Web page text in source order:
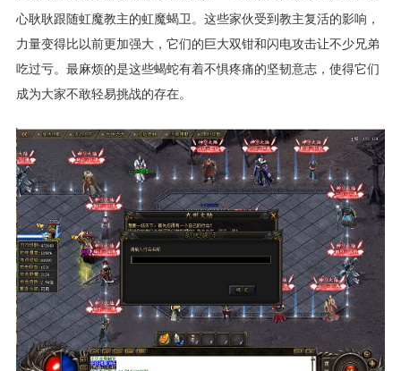
心耿耿跟随虹魔教主的虹魔蝎卫。这些家伙受到教主复活的影响，
力量变得比以前更加强大，它们的巨大双钳和闪电攻击让不少兄弟
吃过亏。最麻烦的是这些蝎蛇有着不惧疼痛的坚韧意志，使得它们
成为大家不敢轻易挑战的存在。